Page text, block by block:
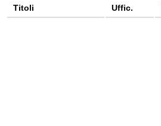
Titoli Uffic.